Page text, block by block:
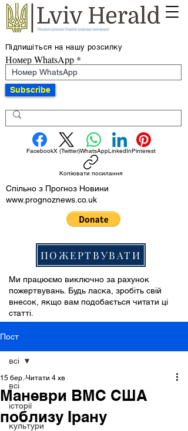
Підпишіться на нашу розсилку
Номер WhatsApp
Subscribe
FacebookX (Twitter)WhatsAppLinkedInPinterest
Копіювати посилання
Спільно з Прогноз Новини
www.prognoznews.co.uk
ПОЖЕРТВУВАТИ
Ми працюємо виключно за рахунок
пожертвувань. Будь ласка, зробіть свій
внесок, якщо вам подобається читати ці
статті.
Пост
всі
історії
культури
всі
Маневри ВМС США
поблизу Ірану
15 бер. Читати 4 хв